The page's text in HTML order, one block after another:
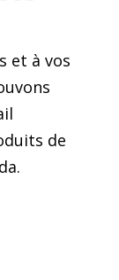
et à vos
de